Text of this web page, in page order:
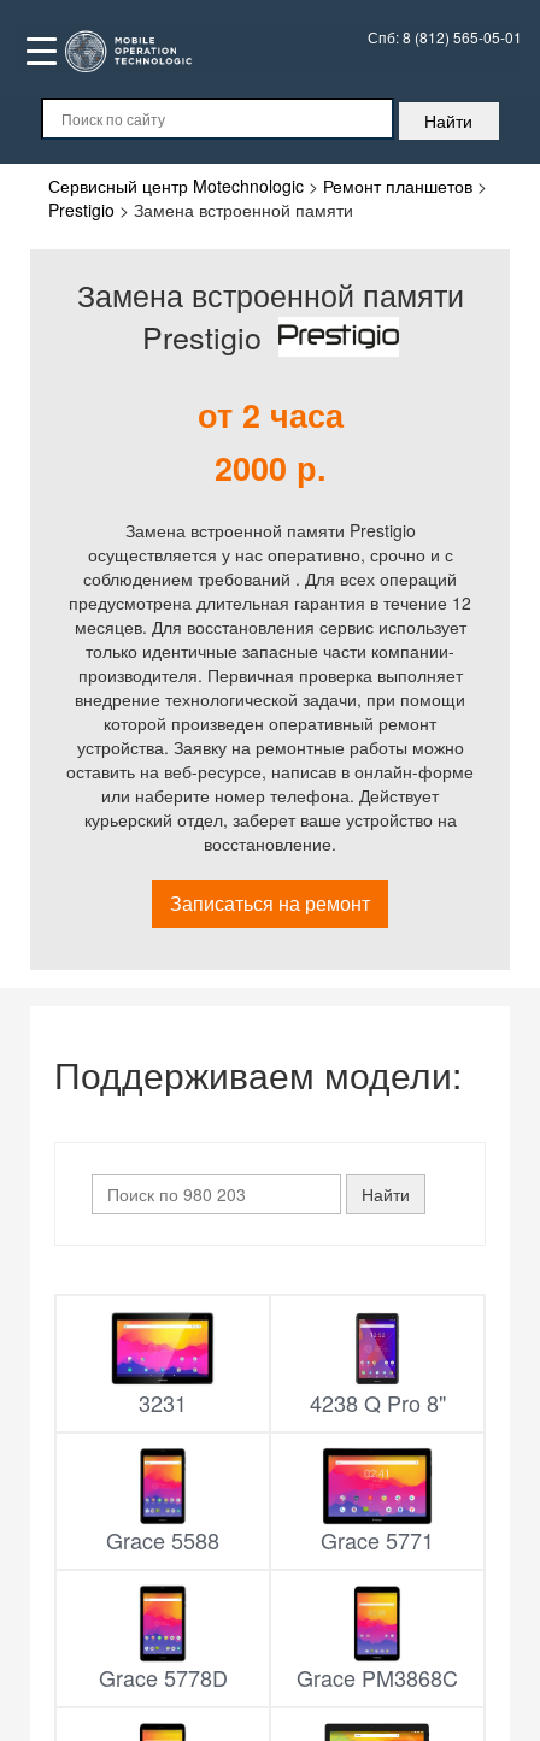
Спб:8 (812) 565-05-01
Сервисный центр Motechnologic > Ремонт планшетов >
Prestigio > Замена встроенной памяти
Замена встроенной памяти
Prestigio
от 2 часа
2000 р.
Замена встроенной памяти Prestigio
осуществляется у нас оперативно, срочно и с
соблюдением требований . Для всех операций
предусмотрена длительная гарантия в течение 12
месяцев. Для восстановления сервис использует
только идентичные запасные части компании-
производителя. Первичная проверка выполняет
внедрение технологической задачи, при помощи
которой произведен оперативный ремонт
устройства. Заявку на ремонтные работы можно
оставить на веб-ресурсе, написав в онлайн-форме
или наберите номер телефона. Действует
курьерский отдел, заберет ваше устройство на
восстановление.
Записаться на ремонт
Поддерживаем модели:
3231 4238 Q Pro 8"
Grace 5588 Grace 5771
Grace 5778D Grace PM3868C